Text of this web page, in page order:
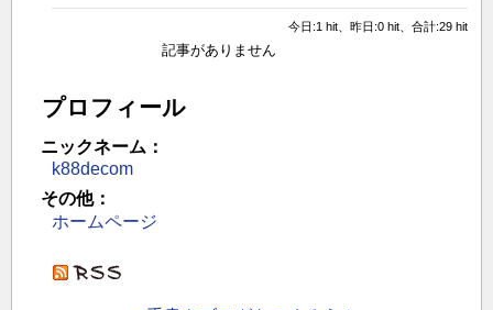
今日:1 hit、昨日:0 hit、合計:29 hit
記事がありません
プロフィール
ニックネーム：
k88decom
その他：
ホームページ